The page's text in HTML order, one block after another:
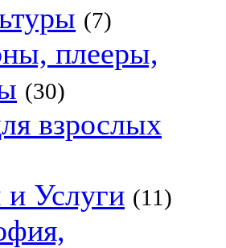
(7)
плееры,
(30)
взрослых
Услуги (11)